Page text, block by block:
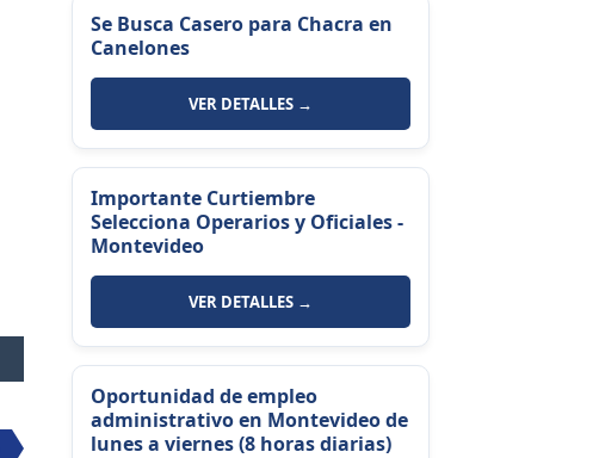
Se Busca Casero para Chacra en
Canelones
VER DETALLES →
Importante Curtiembre
Selecciona Operarios y Oficiales -
Montevideo
VER DETALLES →
Oportunidad de empleo
administrativo en Montevideo de
lunes a viernes (8 horas diarias)